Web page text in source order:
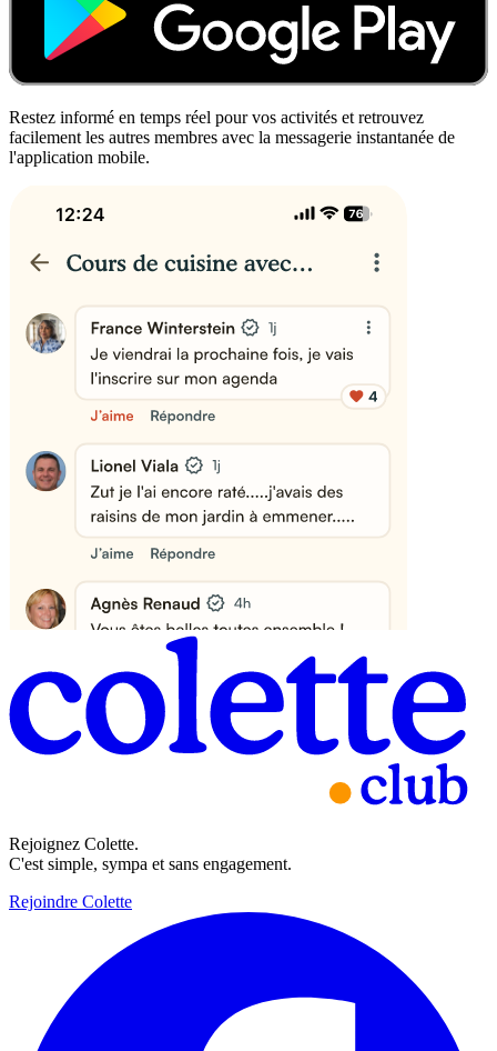
Restez informé en temps réel pour vos activités et retrouvez
facilement les autres membres avec la messagerie instantanée de
l'application mobile.
Rejoignez Colette.
C'est simple, sympa et sans engagement.
Rejoindre Colette